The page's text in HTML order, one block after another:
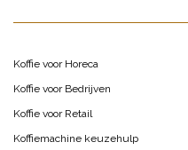
Koffie voor Horeca
Koffie voor Bedrijven
Koffie voor Retail
Koffiemachine keuzehulp